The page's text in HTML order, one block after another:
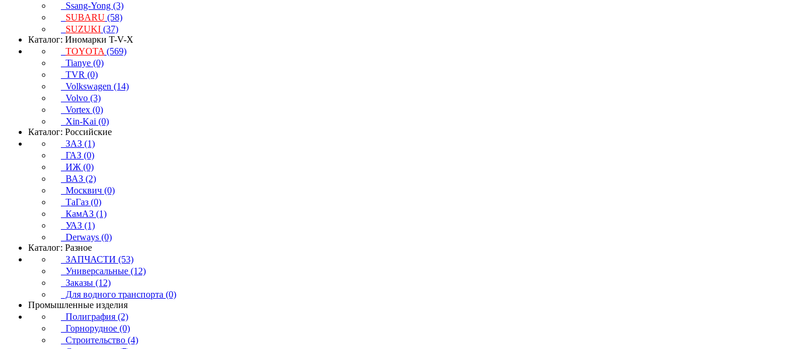
Ssang-Yong (3)
SUBARU (58)
SUZUKI (37)
Каталог: Иномарки T-V-X
TOYOTA (569)
Tianye (0)
TVR (0)
Volkswagen (14)
Volvo (3)
Vortex (0)
Xin-Kai (0)
Каталог: Российские
ЗАЗ (1)
ГАЗ (0)
ИЖ (0)
ВАЗ (2)
Москвич (0)
ТаГаз (0)
КамАЗ (1)
УАЗ (1)
Derways (0)
Каталог: Разное
ЗАПЧАСТИ (53)
Универсальные (12)
Заказы (12)
Для водного транспорта (0)
Промышленные изделия
Полиграфия (2)
Горнорудное (0)
Строительство (4)